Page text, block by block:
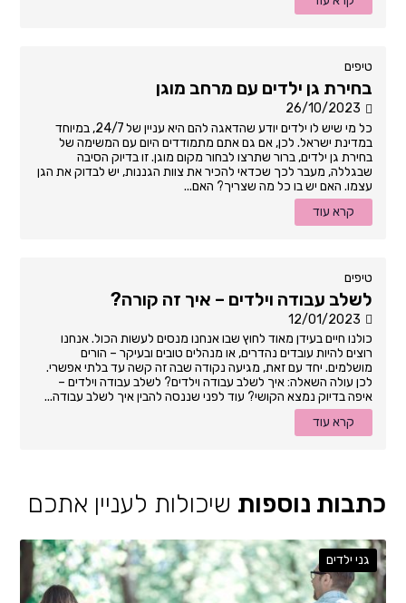
טיפים
בחירת גן ילדים עם מרחב מוגן
26/10/2023
כל מי שיש לו ילדים יודע שהדאגה להם היא עניין של 24/7, במיוחד
במדינת ישראל. לכן, אם גם אתם מתמודדים היום עם המשימה של
בחירת גן ילדים, ברור שתרצו לבחור מקום מוגן. זו בדיוק הסיבה
שבגללה, מעבר לכך שכדאי להכיר את צוות הגננות, יש לבדוק את הגן
עצמו. האם יש בו כל מה שצריך? האם...
קרא עוד
טיפים
לשלב עבודה וילדים – איך זה קורה?
12/01/2023
כולנו חיים בעידן מאוד לחוץ שבו אנחנו מנסים לעשות הכול. אנחנו
רוצים להיות עובדים נהדרים, או מנהלים טובים ובעיקר – הורים
מושלמים. יחד עם זאת, מגיעה נקודה שבה זה קשה עד בלתי אפשרי.
לכן עולה השאלה: איך לשלב עבודה וילדים? לשלב עבודה וילדים –
איפה בדיוק נמצא הקושי? עוד לפני שננסה להבין איך לשלב עבודה...
קרא עוד
כתבות נוספות שיכולות לעניין אתכם
גני ילדים